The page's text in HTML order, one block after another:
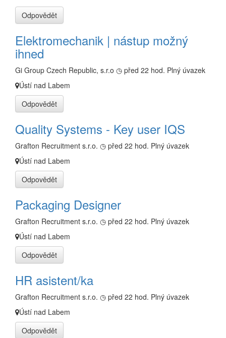
Odpovědět
Elektromechanik | nástup možný
ihned
Gi Group Czech Republic, s.r.o ◷ před 22 hod. Plný úvazek
Ústí nad Labem
Odpovědět
Quality Systems - Key user IQS
Grafton Recruitment s.r.o. ◷ před 22 hod. Plný úvazek
Ústí nad Labem
Odpovědět
Packaging Designer
Grafton Recruitment s.r.o. ◷ před 22 hod. Plný úvazek
Ústí nad Labem
Odpovědět
HR asistent/ka
Grafton Recruitment s.r.o. ◷ před 22 hod. Plný úvazek
Ústí nad Labem
Odpovědět